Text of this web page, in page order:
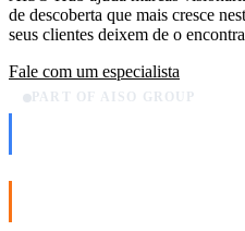
de descoberta que mais cresce
seus clientes deixem de o
Fale com um especialista
PART OF AISO GROUP